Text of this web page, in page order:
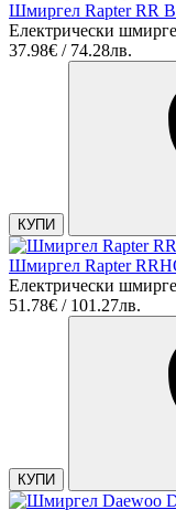
Шмиргел Rapter RR
Електрически
37.98€ / 74.28лв.
КУПИ
Шмиргел Rapter
Електрически
51.78€ / 101.27лв.
КУПИ